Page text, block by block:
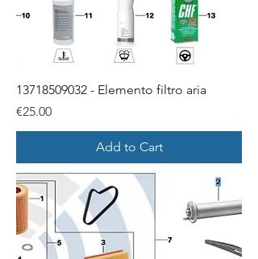
13718509032 - Elemento filtro aria
Price
€25.00
Add to Cart